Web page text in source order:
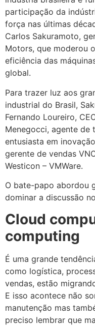
participação da
força nas últimas
Carlos Sakuramoto,
Motors, que moderou
eficiência das
global.
Para trazer luz aos
industrial do Brasil,
Fernando Loureiro,
Menegocci, agente de
entusiasta em
gerente de vendas
Westicon – VMWare.
O bate-papo abordou
dominar a discussão
Cloud
computing
É uma grande
como logística,
vendas, estão
E isso acontece não
manutenção mas
preciso lembrar que